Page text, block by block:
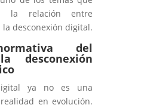
la relación entre
desconexión digital.
del
desconexión
ya no es una
en evolución.